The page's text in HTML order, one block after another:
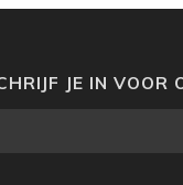
JE IN VOOR